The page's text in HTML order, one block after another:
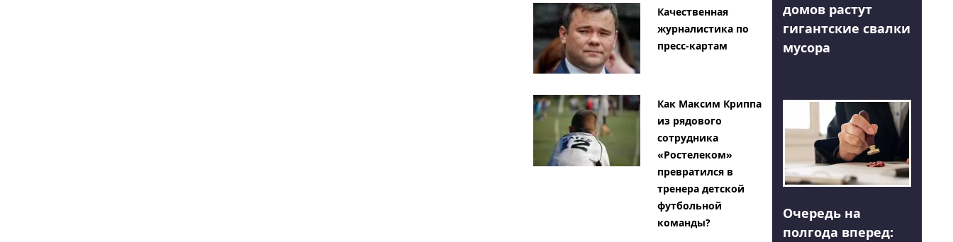
Качественная
журналистика по
пресс-картам
Как Максим Криппа
из рядового
сотрудника
«Ростелеком»
превратился в
тренера детской
футбольной
команды?
домов растут
гигантские свалки
мусора
Очередь на
полгода вперед: